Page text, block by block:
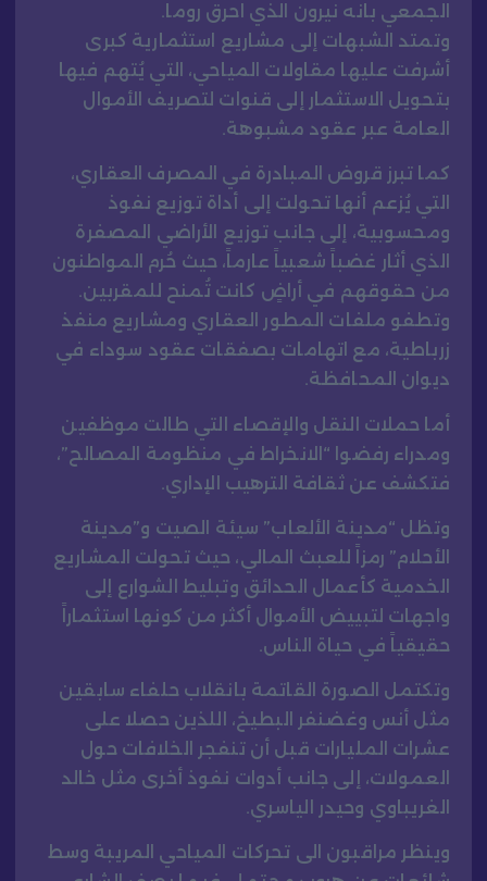
الجمعي بانه نيرون الذي احرق روما.
وتمتد الشبهات إلى مشاريع استثمارية كبرى
أشرفت عليها مقاولات المياحي، التي يُتهم فيها
بتحويل الاستثمار إلى قنوات لتصريف الأموال
العامة عبر عقود مشبوهة.
كما تبرز قروض المبادرة في المصرف العقاري،
التي يُزعم أنها تحولت إلى أداة توزيع نفوذ
ومحسوبية، إلى جانب توزيع الأراضي المصفرة
الذي أثار غضباً شعبياً عارماً، حيث حُرم المواطنون
من حقوقهم في أراضٍ كانت تُمنح للمقربين.
وتطفو ملفات المطور العقاري ومشاريع منفذ
زرباطية، مع اتهامات بصفقات عقود سوداء في
ديوان المحافظة.
أما حملات النقل والإقصاء التي طالت موظفين
ومدراء رفضوا “الانخراط في منظومة المصالح”،
فتكشف عن ثقافة الترهيب الإداري.
وتظل “مدينة الألعاب” سيئة الصيت و”مدينة
الأحلام” رمزاً للعبث المالي، حيث تحولت المشاريع
الخدمية كأعمال الحدائق وتبليط الشوارع إلى
واجهات لتبييض الأموال أكثر من كونها استثماراً
حقيقياً في حياة الناس.
وتكتمل الصورة القاتمة بانقلاب حلفاء سابقين
مثل أنس وغضنفر البطيخ، اللذين حصلا على
عشرات المليارات قبل أن تنفجر الخلافات حول
العمولات، إلى جانب أدوات نفوذ أخرى مثل خالد
الغريباوي وحيدر الياسري.
وينظر مراقبون الى تحركات المياحي المريبة وسط